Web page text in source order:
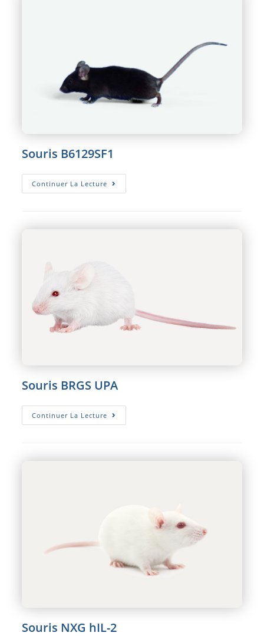
Souris B6129SF1
Continuer La Lecture Souris
B6129SF1
Souris BRGS UPA
Continuer La Lecture Souris
BRGS
Souris NXG hIL-2